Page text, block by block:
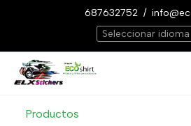
687632752 /
Seleccionar idioma
Productos